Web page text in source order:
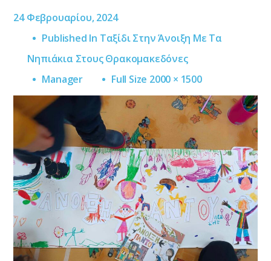
24 Φεβρουαρίου, 2024
Published In Ταξίδι Στην Άνοιξη Με Τα
Νηπιάκια Στους Θρακομακεδόνες
Manager
Full
Size
Full Size 2000 × 1500